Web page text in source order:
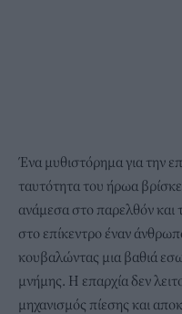
Ένα μυθιστόρημα για την
ταυτότητα του ήρωα
ανάμεσα στο παρελθόν και
στο επίκεντρο έναν
κουβαλώντας μια βαθιά
μνήμης. Η επαρχία δεν
μηχανισμός πίεσης και